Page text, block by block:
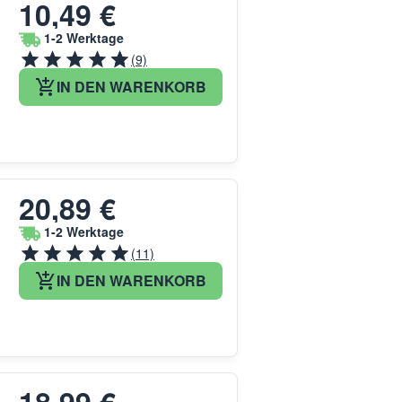
10,49 €
1-2 Werktage
(9)
IN DEN WARENKORB
20,89 €
1-2 Werktage
(11)
IN DEN WARENKORB